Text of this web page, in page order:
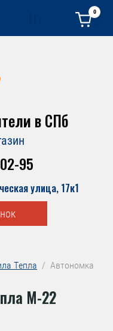
0
в СПб
95
улица, 17к1
Тепла
  /  Автономка
M-22